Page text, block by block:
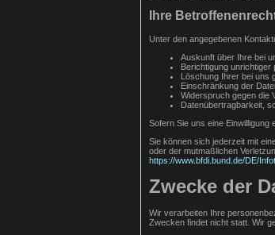
Ihre
Unter den angegebenen
Auskunft über Ihre bei
Berichtigung unrichtiger
Löschung Ihrer bei uns
Einschränkung der
Widerspruch gegen die
Datenübertragbarkeit,
Sofern Sie uns eine Einwilligung
Sie können sich jederzeit mit
oder der mutmaßlichen
https://www.bfdi.bund.de/DE/
Zwecke der
Wir verarbeiten Ihre
Zwecken findet nicht statt. Wir